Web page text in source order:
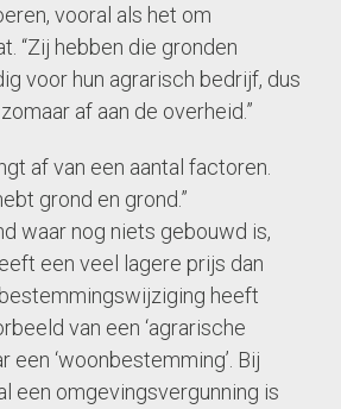
vooral als het om
“Zij hebben die gronden
voor hun agrarisch bedrijf, dus
af aan de overheid.”
af van een aantal factoren.
grond en grond.”
waar nog niets gebouwd is,
een veel lagere prijs dan
heeft
van een ‘agrarische
een ‘woonbestemming’. Bij
een omgevingsvergunning is